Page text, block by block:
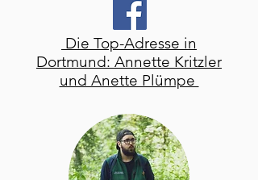
VOLLMO
ND
KaffeeKn
eipeBar
Kneipe, Bar und Café am
romantischen Kirchplatz in der
Hattinger Altstadt
Die Top-Adresse in
Dortmund: Annette Kritzler
und Anette Plümpe